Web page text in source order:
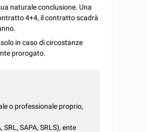
naturale conclusione. Una
4+4, il contratto scadrà
in caso di circostanze
prorogato.
o professionale proprio,
SAPA, SRLS), ente